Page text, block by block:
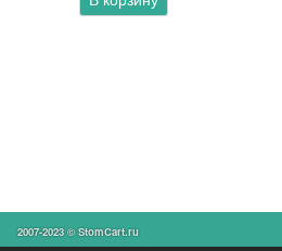
2007-2023 © StomCart.ru